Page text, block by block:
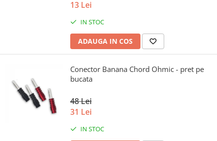
13 Lei
IN STOC
ADAUGA IN COS
Conector Banana Chord Ohmic - pret pe
bucata
48 Lei
31 Lei
IN STOC